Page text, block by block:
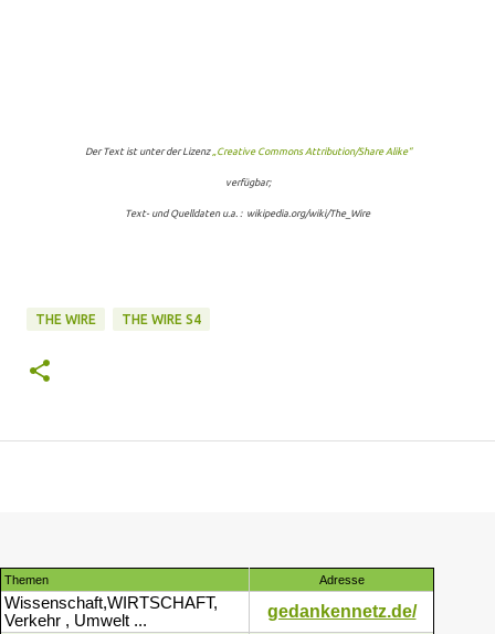
Der Text ist unter der Lizenz„Creative Commons Attribution/Share Alike“
verfügbar;
Text- und Quelldaten u.a. : wikipedia.org/wiki/The_Wire
THE WIRE THE WIRE S4
Themen Adresse
Wissenschaft,WIRTSCHAFT,
Verkehr , Umwelt ...
gedankennetz.de/